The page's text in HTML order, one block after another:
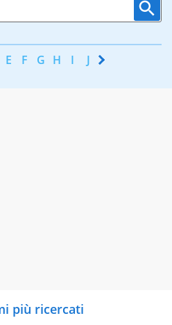
E F G H I J K
più ricercati